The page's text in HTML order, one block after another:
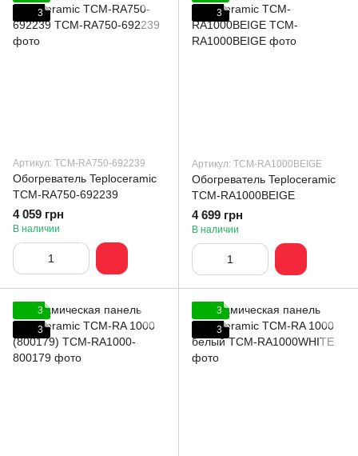
3
Артикул: TCM-RA750-692239
Обогреватель Teploceramic
TCM-RA750-692239
4 059 грн
В наличии
3
Артикул: TCM-RA1000BEIGE
Обогреватель Teploceramic
TCM-RA1000BEIGE
4 699 грн
В наличии
3
3
3
3